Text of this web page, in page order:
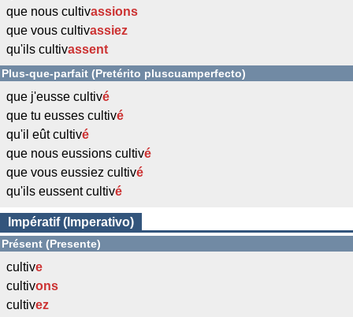
que nous cultivassions
que vous cultivassiez
qu'ils cultivassent
Plus-que-parfait (Pretérito pluscuamperfecto)
que j'eusse cultivé
que tu eusses cultivé
qu'il eût cultivé
que nous eussions cultivé
que vous eussiez cultivé
qu'ils eussent cultivé
Impératif (Imperativo)
Présent (Presente)
cultive
cultivons
cultivez